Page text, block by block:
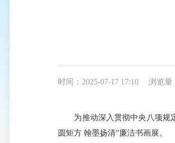
时间：2025-07-17 17:10 浏览量
为推动深入贯彻中央八项规定
圆矩方 翰墨扬清”廉洁书画展。